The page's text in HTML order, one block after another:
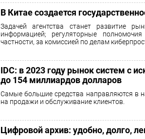
В Китае создается
Задачей агентства станет развитие
информацией; регуляторные
частности, за комиссией по делам
IDC: в 2023 году рынок систем с
до 154 миллиардов долларов
Самые большие средства направляются в
на продажи и обслуживание клиентов.
Цифровой архив: удобно, долго,